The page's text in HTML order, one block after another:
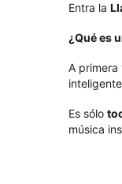
Entra la
¿Qué es
A primera
inteligente
Es sólo
música